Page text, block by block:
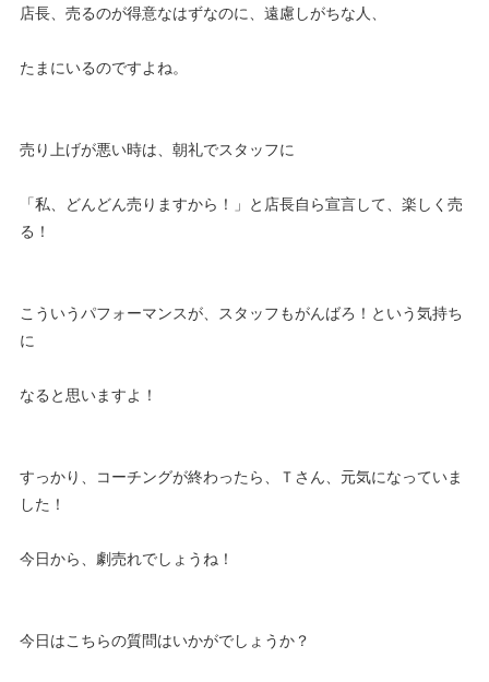
店長、売るのが得意なはずなのに、遠慮しがちな人、
たまにいるのですよね。
売り上げが悪い時は、朝礼でスタッフに
「私、どんどん売りますから！」と店長自ら宣言して、楽しく売
る！
こういうパフォーマンスが、スタッフもがんばろ！という気持ち
に
なると思いますよ！
すっかり、コーチングが終わったら、Ｔさん、元気になっていま
した！
今日から、劇売れでしょうね！
今日はこちらの質問はいかがでしょうか？